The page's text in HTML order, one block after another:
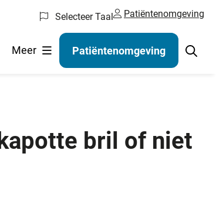
Selecteer Taal Patiëntenomgeving
Meer Patiëntenomgeving
bril of niet